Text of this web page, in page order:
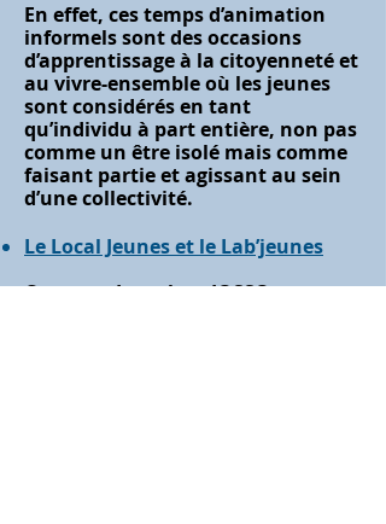
En effet, ces temps d’animation
informels sont des occasions
d’apprentissage à la citoyenneté et
au vivre-ensemble où les jeunes
sont considérés en tant
qu’individu à part entière, non pas
comme un être isolé mais comme
faisant partie et agissant au sein
d’une collectivité.
Le Local Jeunes et le Lab’jeunes
Contact : Jonathan JOSSO